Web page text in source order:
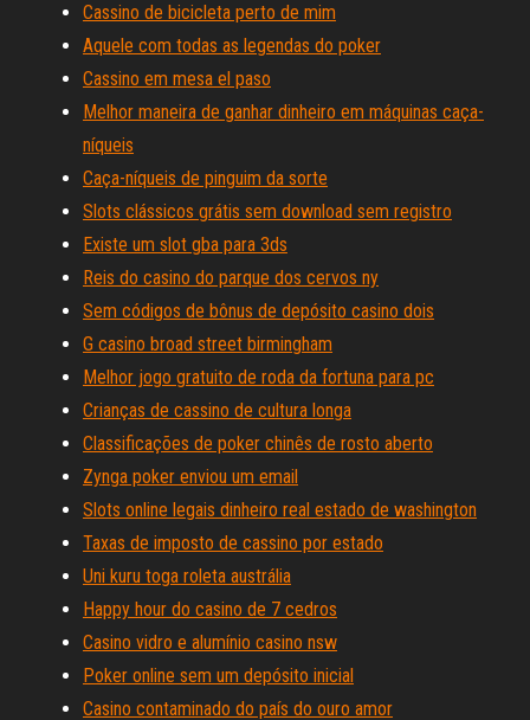
Cassino de bicicleta perto de mim
Aquele com todas as legendas do poker
Cassino em mesa el paso
Melhor maneira de ganhar dinheiro em máquinas caça-
níqueis
Caça-níqueis de pinguim da sorte
Slots clássicos grátis sem download sem registro
Existe um slot gba para 3ds
Reis do casino do parque dos cervos ny
Sem códigos de bônus de depósito casino dois
G casino broad street birmingham
Melhor jogo gratuito de roda da fortuna para pc
Crianças de cassino de cultura longa
Classificações de poker chinês de rosto aberto
Zynga poker enviou um email
Slots online legais dinheiro real estado de washington
Taxas de imposto de cassino por estado
Uni kuru toga roleta austrália
Happy hour do casino de 7 cedros
Casino vidro e alumínio casino nsw
Poker online sem um depósito inicial
Casino contaminado do país do ouro amor